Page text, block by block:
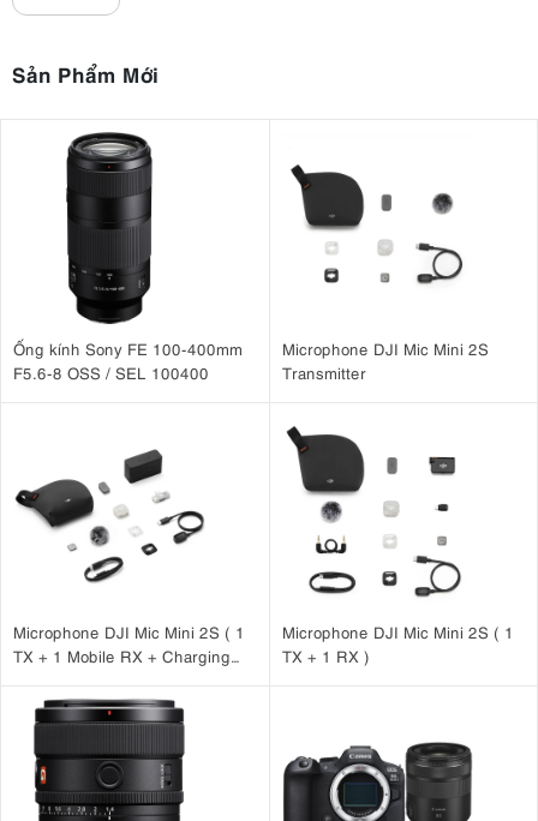
Sản Phẩm Mới
Ống kính Sony FE 100-400mm
F5.6-8 OSS / SEL 100400
Microphone DJI Mic Mini 2S
Transmitter
Microphone DJI Mic Mini 2S ( 1
TX + 1 Mobile RX + Charging
Microphone DJI Mic Mini 2S ( 1
TX + 1 RX )